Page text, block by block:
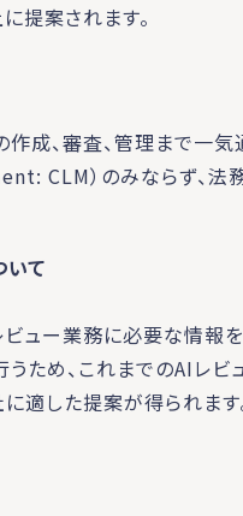
案されます。
成、審査、管理まで一
CLM）のみならず、法
いて
ュー業務に必要な情報
ため、これまでのAIレ
適した提案が得られます